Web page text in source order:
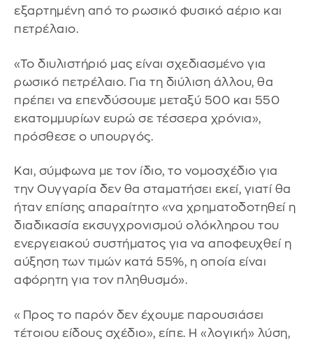
εξαρτημένη από το ρωσικό φυσικό αέριο και
πετρέλαιο.
«Το διυλιστήριό μας είναι σχεδιασμένο για
ρωσικό πετρέλαιο. Για τη διύλιση άλλου, θα
πρέπει να επενδύσουμε μεταξύ 500 και 550
εκατομμυρίων ευρώ σε τέσσερα χρόνια»,
πρόσθεσε ο υπουργός.
Και, σύμφωνα με τον ίδιο, το νομοσχέδιο για
την Ουγγαρία δεν θα σταματήσει εκεί, γιατί θα
ήταν επίσης απαραίτητο «να χρηματοδοτηθεί η
διαδικασία εκσυγχρονισμού ολόκληρου του
ενεργειακού συστήματος για να αποφευχθεί η
αύξηση των τιμών κατά 55%, η οποία είναι
αφόρητη για τον πληθυσμό».
«Προς το παρόν δεν έχουμε παρουσιάσει
τέτοιου είδους σχέδιο», είπε. Η «λογική» λύση,